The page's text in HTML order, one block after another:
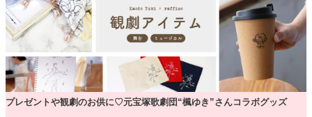
プレゼントや観劇のお供に♡元宝塚歌劇団“楓ゆき”さんコラボグッズ